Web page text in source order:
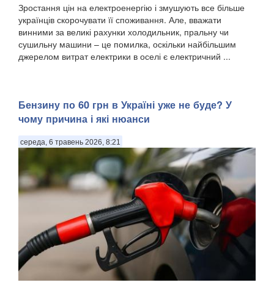
Зростання цін на електроенергію і змушують все більше
українців скорочувати її споживання. Але, вважати
винними за великі рахунки холодильник, пральну чи
сушильну машини – це помилка, оскільки найбільшим
джерелом витрат електрики в оселі є електричний ...
Бензину по 60 грн в Україні уже не буде? У
чому причина і які нюанси
середа, 6 травень 2026, 8:21